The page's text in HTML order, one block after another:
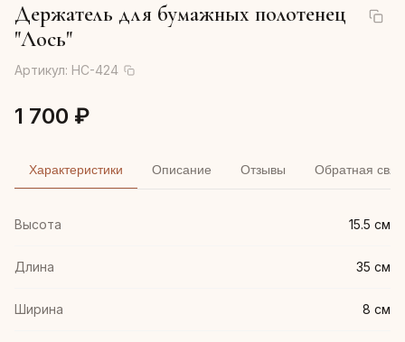
Держатель для бумажных полотенец
"Лось"
Артикул: HC-424
1 700 ₽
Характеристики Описание Отзывы Обратная
Высота 15.5 см
Длина 35 см
Ширина 8 см